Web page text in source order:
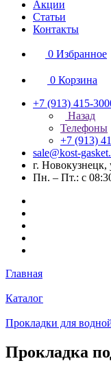
Акции
Статьи
Контакты
0 Избранное
0 Корзина
+7 (913) 415-
Назад
Телефоны
+7 (913)
sale@kost-
г. Новокузнецк,
Пн. – Пт.: с
Главная
Каталог
Прокладки для
Прокладка